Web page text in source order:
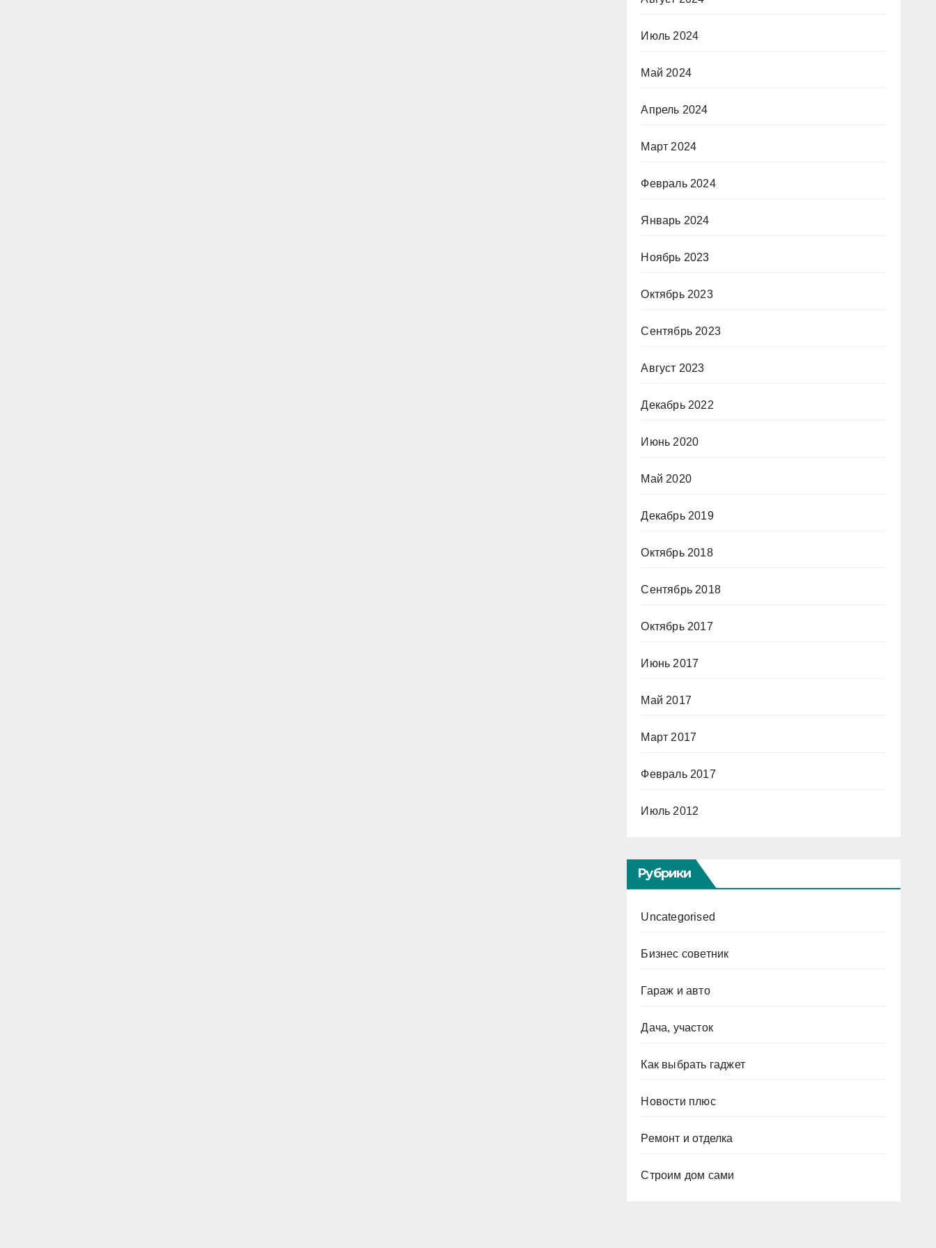
Июль 2024
Май 2024
Апрель 2024
Март 2024
Февраль 2024
Январь 2024
Ноябрь 2023
Октябрь 2023
Сентябрь 2023
Август 2023
Декабрь 2022
Июнь 2020
Май 2020
Декабрь 2019
Октябрь 2018
Сентябрь 2018
Октябрь 2017
Июнь 2017
Май 2017
Март 2017
Февраль 2017
Июль 2012
Рубрики
Uncategorised
Бизнес советник
Гараж и авто
Дача, участок
Как выбрать гаджет
Новости плюс
Ремонт и отделка
Строим дом сами